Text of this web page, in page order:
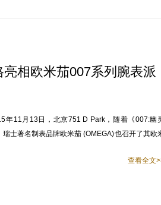
亮相欧米茄007系列腕表派
年11月13日，北京751 D Park，随着《007:幽
士著名制表品牌欧米茄 (OMEGA)也召开了其欧
查看全文